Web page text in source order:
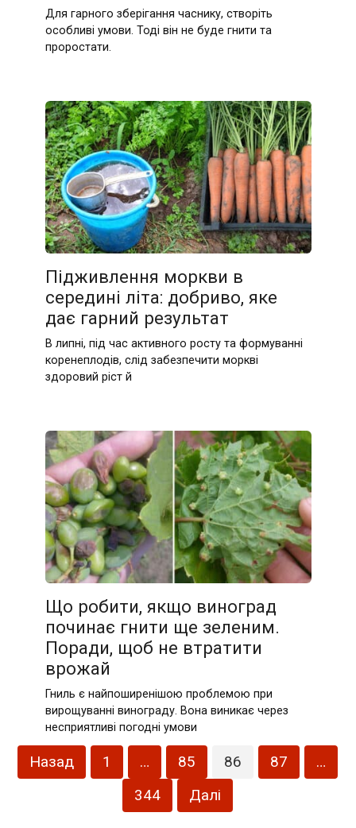
Для гарного зберігання часнику, створіть
особливі умови. Тоді він не буде гнити та
проростати.
Підживлення моркви в
середині літа: добриво, яке
дає гарний результат
В липні, під час активного росту та формуванні
коренеплодів, слід забезпечити моркві
здоровий ріст й
Що робити, якщо виноград
починає гнити ще зеленим.
Поради, щоб не втратити
врожай
Гниль є найпоширенішою проблемою при
вирощуванні винограду. Вона виникає через
несприятливі погодні умови
Пагінація
записів
Назад 1 … 85 86 87
…
344
Далі